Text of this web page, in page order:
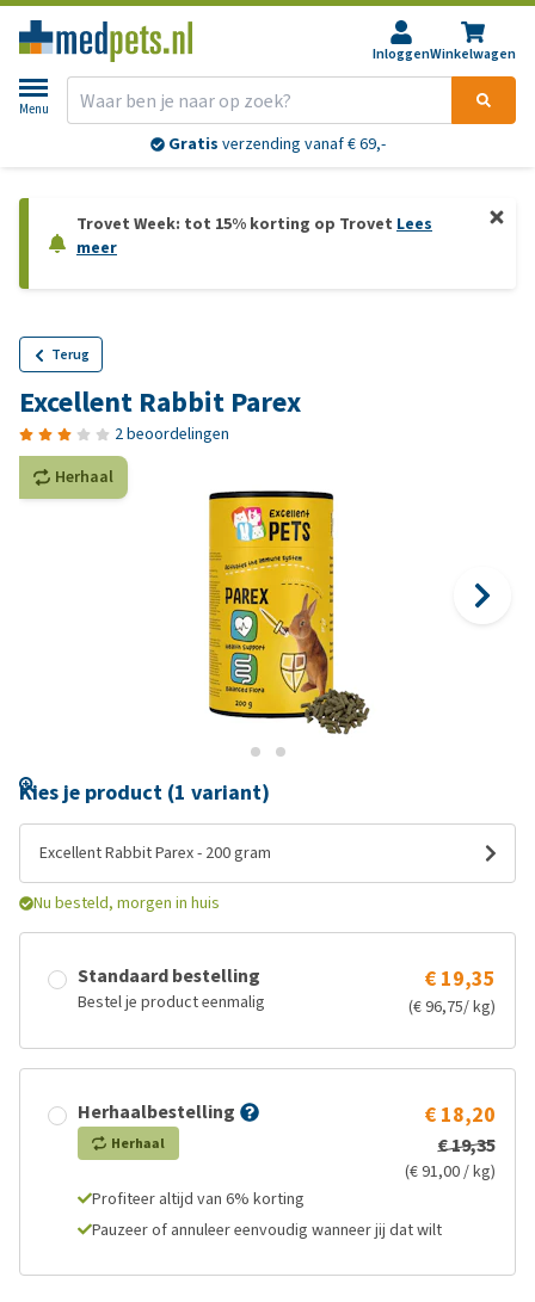
InloggenWinkelwagen
Menu
Gratis verzending vanaf € 69,-
Trovet Week: tot 15% korting op Trovet Lees
meer
Terug
Excellent Rabbit Parex
2 beoordelingen
Herhaal
Kies je product (1 variant)
Excellent Rabbit Parex - 200 gram
Nu besteld, morgen in huis
Standaard bestelling
Bestel je product eenmalig
€ 19,35
(€ 96,75/ kg)
Herhaalbestelling
Herhaal
€ 18,20
€ 19,35
(€ 91,00 / kg)
Profiteer altijd van 6% korting
Pauzeer of annuleer eenvoudig wanneer jij dat wilt